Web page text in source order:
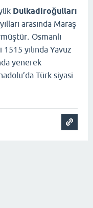
Dulkadiroğulları
arasında Maraş
. Osmanlı
yılında Yavuz
yenerek
Türk siyasi